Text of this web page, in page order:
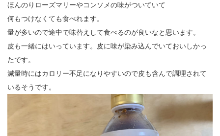
ほんのりローズマリーやコンソメの味がついていて
何もつけなくても食べれます。
量が多いので途中で味替えして食べるのが良いなと思います。
皮も一緒にはいっています。皮に味が染み込んでいておいしかっ
たです。
減量時にはカロリー不足になりやすいので皮も含んで調理されて
いるそうです。